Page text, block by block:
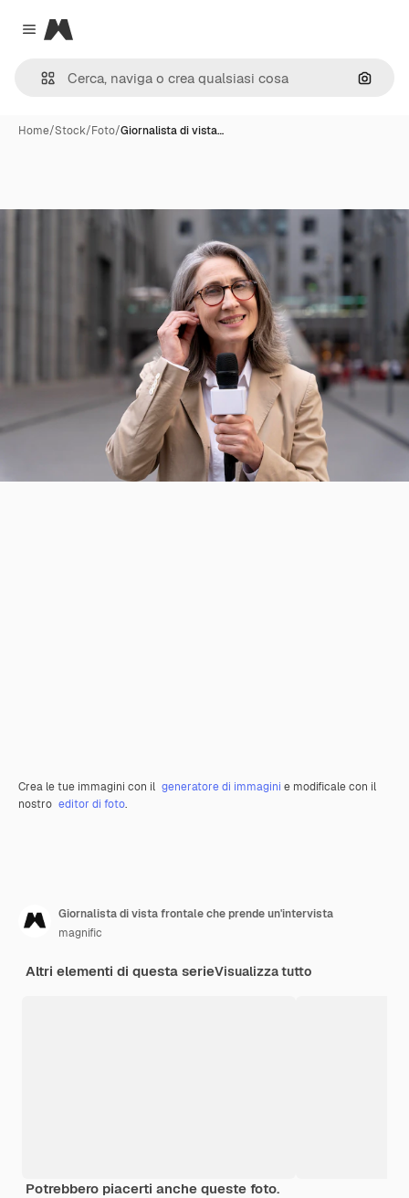
Close menu
Magnific
Cerca
Home/Stock/Foto/Giornalista di vista…
Crea le tue immagini con il generatore di immagini e modificale con il
nostro editor di foto.
Giornalista di vista frontale che prende un'intervista
magnific
Altri elementi di questa serieVisualizza tutto
Potrebbero piacerti anche queste foto.